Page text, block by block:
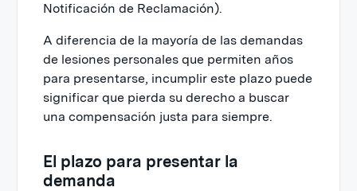
Notificación de Reclamación).
A diferencia de la mayoría de las demandas
de lesiones personales que permiten años
para presentarse, incumplir este plazo puede
significar que pierda su derecho a buscar
una compensación justa para siempre.
El plazo para presentar la
demanda